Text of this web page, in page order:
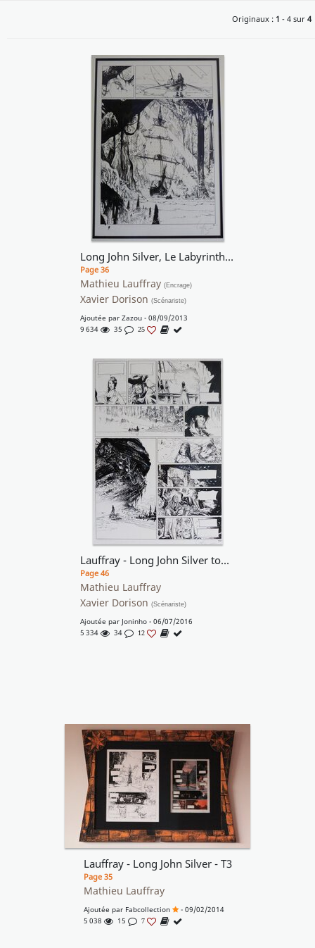
Originaux : 1 - 4 sur 4
Long John Silver, Le Labyrinthe d'émeraude (T.3), Planche 32
Page 36
Mathieu Lauffray (Encrage)
Xavier Dorison (Scénariste)
Ajoutée par Zazou - 08/09/2013
9 634
35 25
Lauffray - Long John Silver tome 03 Le Labyrinthe d'Emeraude - Planche 40
Page 46
Mathieu Lauffray
Xavier Dorison (Scénariste)
Ajoutée par Joninho - 06/07/2016
5 334
34 12
Lauffray - Long John Silver - T3
Page 35
Mathieu Lauffray
Ajoutée par Fabcollection
- 09/02/2014
5 038
15 7